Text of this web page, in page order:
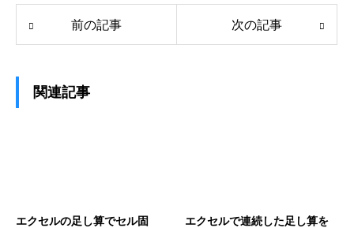
前の記事 次の記事
関連記事
エクセルの足し算でセル固
エクセルで連続した足し算を